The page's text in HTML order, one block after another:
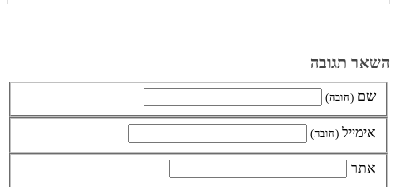
השאר תגובה
שם (חובה)
אימייל (חובה)
אתר